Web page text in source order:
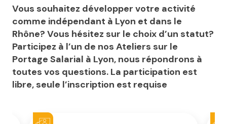
Vous souhaitez développer votre activité
comme indépendant à Lyon et dans le
Rhône? Vous hésitez sur le choix d’un statut?
Participez à l’un de nos Ateliers sur le
Portage Salarial à Lyon, nous répondrons à
toutes vos questions. La participation est
libre, seule l’inscription est requise